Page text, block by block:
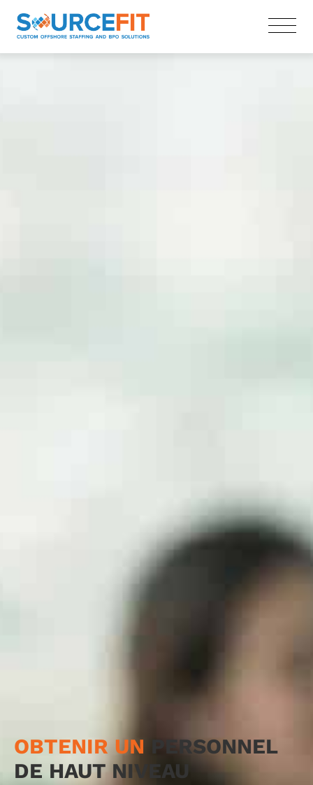
OBTENIR UN PERSONNEL
DE HAUT NIVEAU